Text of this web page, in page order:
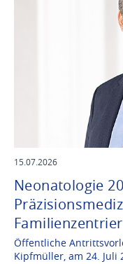
15.07.2026
Neonatologie
Öffentliche
Kipfmüller, am 24. Juli